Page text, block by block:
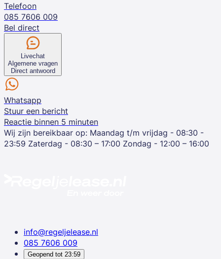
Telefoon
085 7606 009
Bel direct
Livechat
Algemene vragen
Direct antwoord
Whatsapp
Stuur een bericht
Reactie binnen 5 minuten
Wij zijn bereikbaar op: Maandag t/m vrijdag - 08:30 -
23:59 Zaterdag - 08:30 – 17:00 Zondag - 12:00 – 16:00
info@regeljelease.nl
085 7606 009
Geopend tot 23:59